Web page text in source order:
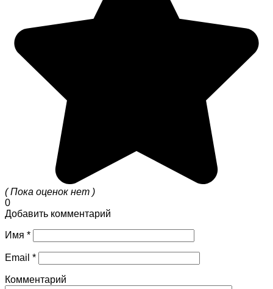
( Пока оценок нет )
0
Добавить комментарий
Имя *
Email *
Комментарий